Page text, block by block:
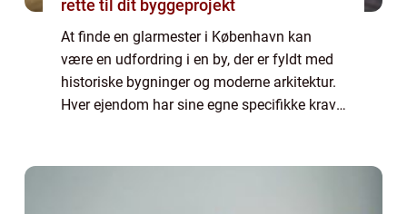
rette til dit byggeprojekt
At finde en glarmester i København kan
være en udfordring i en by, der er fyldt med
historiske bygninger og moderne arkitektur.
Hver ejendom har sine egne specifikke krav,